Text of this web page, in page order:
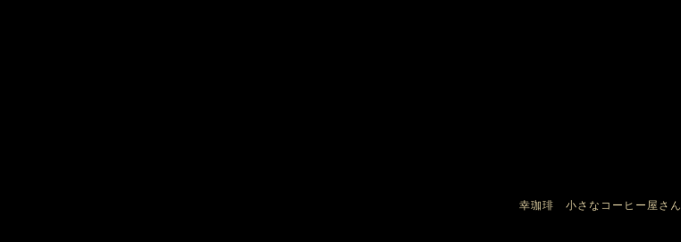
幸珈琲 小さなコーヒー屋さん